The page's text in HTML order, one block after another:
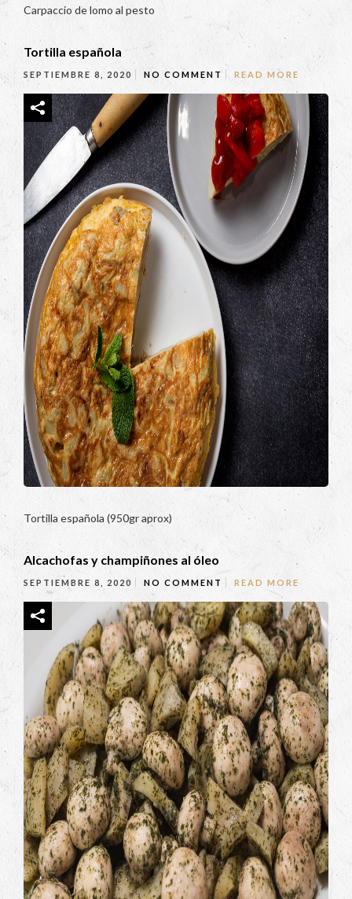
Carpaccio de lomo al pesto
Tortilla española
SEPTIEMBRE 8, 2020 NO COMMENT READ MORE
Tortilla española (950gr aprox)
Alcachofas y champiñones al óleo
SEPTIEMBRE 8, 2020 NO COMMENT READ MORE